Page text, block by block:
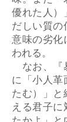
優れた人
だしい質
意味の劣
われる。
なお、『
に「小人
たむ）」
える君子